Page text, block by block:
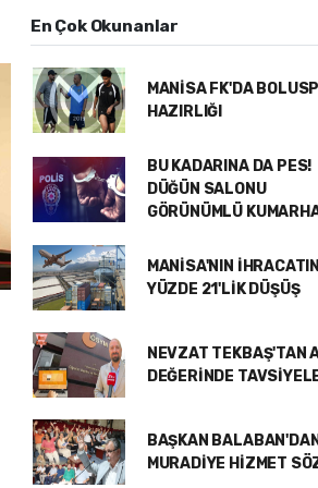
En Çok Okunanlar
MANİSA FK'DA
HAZIRLIĞI
BU KADARINA DA PES!
DÜĞÜN SALONU
GÖRÜNÜMLÜ
MANİSA'NIN
YÜZDE 21'LİK DÜŞÜŞ
NEVZAT TEKBAŞ'TAN
DEĞERİNDE
BAŞKAN BALABAN'DAN
MURADİYE HİZMET